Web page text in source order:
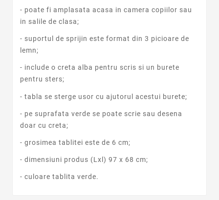
- poate fi amplasata acasa in camera copiilor sau
in salile de clasa;
- suportul de sprijin este format din 3 picioare de
lemn;
- include o creta alba pentru scris si un burete
pentru sters;
- tabla se sterge usor cu ajutorul acestui burete;
- pe suprafata verde se poate scrie sau desena
doar cu creta;
- grosimea tablitei este de 6 cm;
- dimensiuni produs (Lxl) 97 x 68 cm;
- culoare tablita verde.